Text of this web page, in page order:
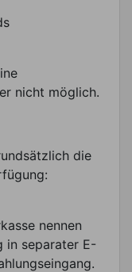
nicht möglich.
die
nennen
in separater E-